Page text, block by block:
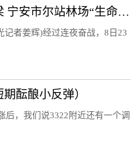
黑龙江：铺便道架钢梁 宁安市尔站林场“生命通道”打通
记者姜辉)经过连夜奋战，8日23
酝酿小反弹）
后，我们说3322附近还有一个调